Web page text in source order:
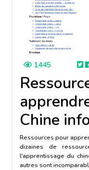
1445
Chine
Ressources pour
dizaines de
l'apprentissage du
autres sont